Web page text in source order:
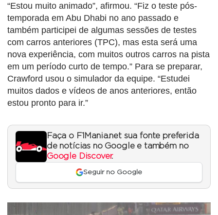
“Estou muito animado”, afirmou. “Fiz o teste pós-
temporada em Abu Dhabi no ano passado e
também participei de algumas sessões de testes
com carros anteriores (TPC), mas esta será uma
nova experiência, com muitos outros carros na pista
em um período curto de tempo.” Para se preparar,
Crawford usou o simulador da equipe. “Estudei
muitos dados e vídeos de anos anteriores, então
estou pronto para ir.”
Faça o F1Mania.net sua fonte preferida
de notícias no Google e também no
Google Discover.
Seguir no Google